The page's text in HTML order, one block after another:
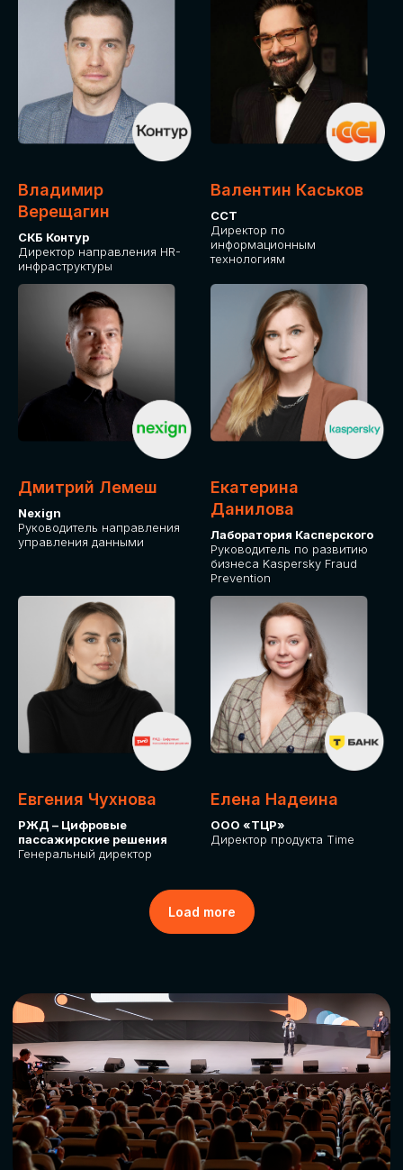
Владимир
Верещагин
СКБ Контур
Директор направления HR-
инфраструктуры
Валентин Каськов
ССТ
Директор по
информационным
технологиям
Дмитрий Лемеш
Nexign
Руководитель направления
управления данными
Екатерина
Данилова
Лаборатория Касперского
Руководитель по развитию
бизнеса Kaspersky Fraud
Prevention
Евгения Чухнова
РЖД – Цифровые
пассажирские решения
Генеральный директор
Елена Надеина
ООО «ТЦР»
Директор продукта Time
Load more
ДЛЯ ОПЛАТЫ БИЛЕТОВ
Оплата через сервис Timepad
ПРИОБРЕСТИ БИЛЕТ